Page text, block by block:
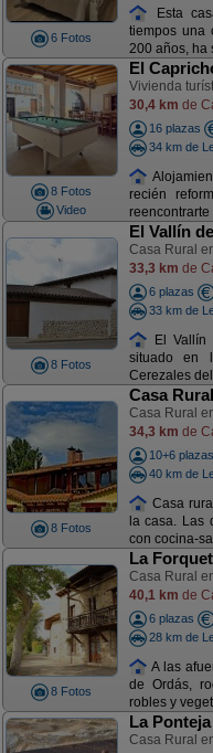
6 Fotos
Esta
tiempos una
200 años, ha
8 Fotos
Video
El
Vivienda
30,4 km de
16 plazas
34 km de
recién
reencontrarte
8 Fotos
El Vallín
Casa Rural
33,3 km de
6 plazas
33 km de
El Vallín
situado en
Cerezales
8 Fotos
Casa
Casa Rural
34,3 km de
10+6 plazas
40 km de
Casa
la casa. Las
con cocina-
8 Fotos
La
Casa Rural
40,1 km de
6 plazas
28 km de
A las
de Ordás,
robles y
La Ponteja
Casa Rural